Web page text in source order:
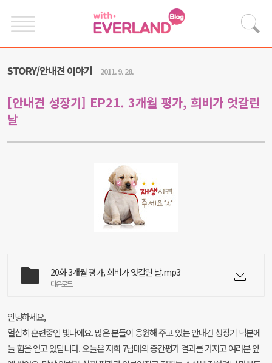
STORY/안내견 이야기 2011. 9. 28.
[안내견 성장기] EP21. 3개월 평가, 희비가 엇갈린
날
20화 3개월 평가, 희비가 엇갈린 날.mp3
다운로드
안녕하세요,
열심히 훈련중인 빛나에요. 많은 분들이 응원해 주고 있는 안내견 성장기 덕분에
늘 힘을 얻고 있답니다. 오늘은 저희 7남매의 중간평가 결과를 가지고 여러분 앞